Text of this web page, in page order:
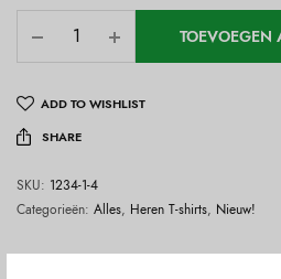
ADD TO WISHLIST
SHARE
SKU: 1234-1-4
Categorieën: Alles, Heren T-shirts, Nieuw!